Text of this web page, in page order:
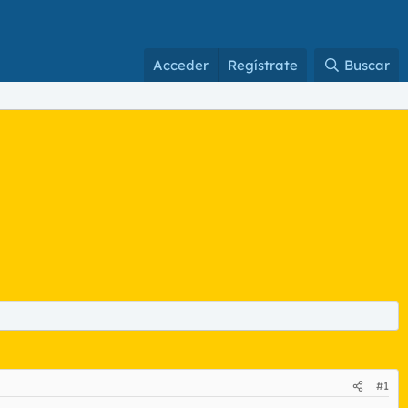
Acceder Regístrate Buscar
#1